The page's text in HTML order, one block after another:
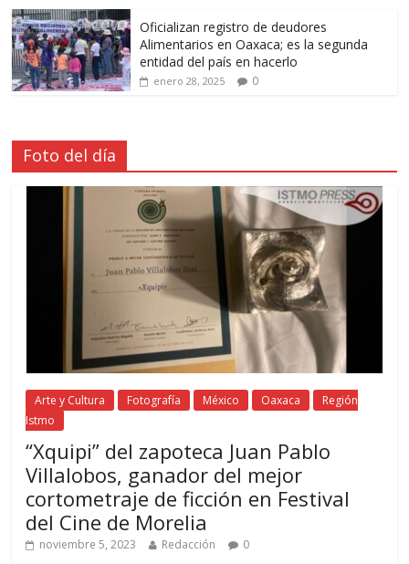
Oficializan registro de deudores
Alimentarios en Oaxaca; es la segunda
entidad del país en hacerlo
enero 28, 2025 0
Foto del día
Arte y Cultura Fotografía México Oaxaca
Región
Istmo
“Xquipi” del zapoteca Juan Pablo
Villalobos, ganador del mejor
cortometraje de ficción en Festival
del Cine de Morelia
noviembre 5, 2023 Redacción 0